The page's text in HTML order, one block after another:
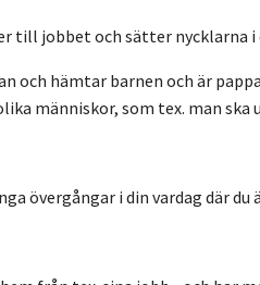
till jobbet och sätter nycklarna i
och hämtar barnen och är
människor, som tex. man ska
övergångar i din vardag där